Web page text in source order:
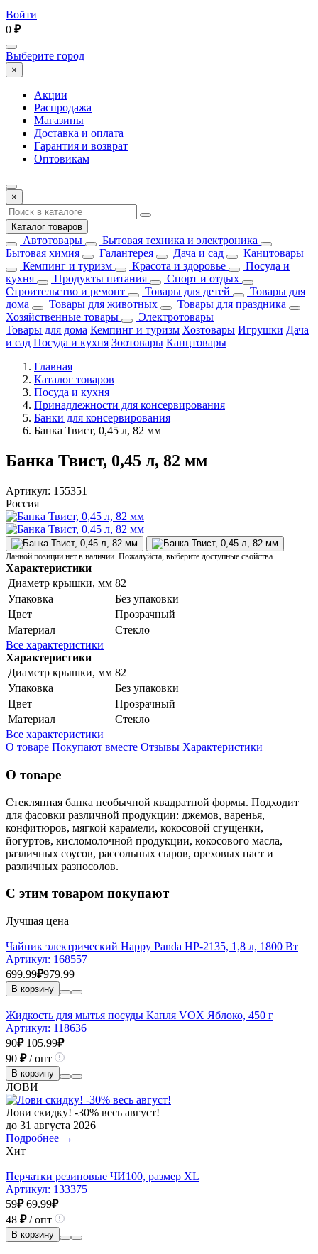
Войти
0 ₽
Выберите город
×
Акции
Распродажа
Магазины
Доставка и оплата
Гарантия и возврат
Оптовикам
×
Каталог товаров
Автотовары
Бытовая техника и электроника
Бытовая химия
Галантерея Дача и сад
Канцтовары
Кемпинг и туризм
Красота и здоровье
Посуда и
кухня
Продукты питания
Спорт и отдых
Строительство и ремонт
Товары для детей
Товары для
дома
Товары для животных
Товары для праздника
Хозяйственные товары
Электротовары
Товары для дома Кемпинг и туризм Хозтовары Игрушки Дача
и сад Посуда и кухня Зоотовары Канцтовары
Главная
Каталог товаров
Посуда и кухня
Принадлежности для консервирования
Банки для консервирования
Банка Твист, 0,45 л, 82 мм
Банка Твист, 0,45 л, 82 мм
Артикул: 155351
Россия
Данной позиции нет в наличии. Пожалуйста, выберите доступные свойства.
Характеристики
Диаметр крышки, мм 82
Упаковка
Без упаковки
Цвет
Прозрачный
Материал
Стекло
Все характеристики
Характеристики
Диаметр крышки, мм 82
Упаковка
Без упаковки
Цвет
Прозрачный
Материал
Стекло
Все характеристики
О товаре Покупают вместе Отзывы Характеристики
О товаре
Стеклянная банка необычной квадратной формы. Подходит
для фасовки различной продукции: джемов, варенья,
конфитюров, мягкой карамели, кокосовой сгущенки,
йогуртов, кисломолочной продукции, кокосового масла,
различных соусов, рассольных сыров, ореховых паст и
различных разносолов.
С этим товаром покупают
Лучшая цена
Чайник электрический Happy Panda HP-2135, 1,8 л, 1800 Вт
Артикул: 168557
699.99₽979.99
В корзину
Жидкость для мытья посуды Капля VOX Яблоко, 450 г
Артикул: 118636
90₽ 105.99₽
90 ₽/ опт
В корзину
ЛОВИ
Лови скидку! -30% весь август!
до 31 августа 2026
Подробнее →
Хит
Перчатки резиновые ЧИ100, размер XL
Артикул: 133375
59₽ 69.99₽
48 ₽/ опт
В корзину